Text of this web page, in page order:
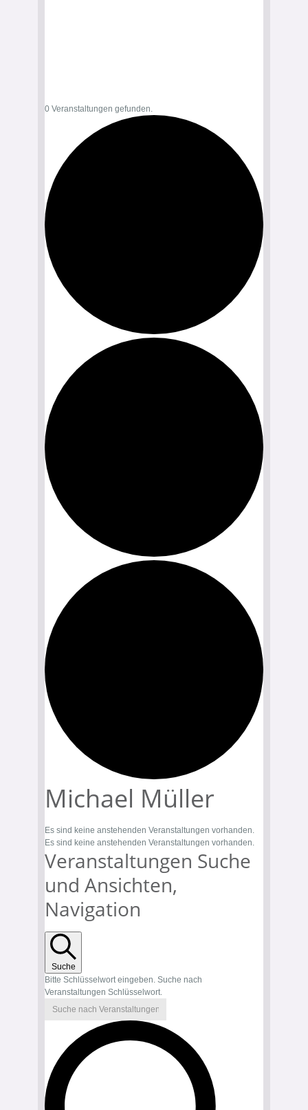
0 Veranstaltungen gefunden.
Michael Müller
Es sind keine anstehenden Veranstaltungen vorhanden.
Es sind keine anstehenden Veranstaltungen vorhanden.
Veranstaltungen Suche
und Ansichten,
Navigation
Suche
Bitte Schlüsselwort eingeben. Suche nach
Veranstaltungen Schlüsselwort.